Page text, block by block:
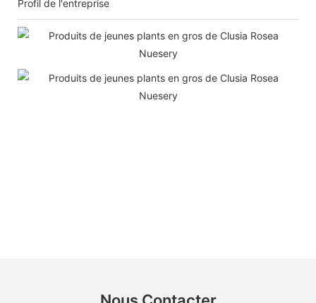
Profil de l'entreprise